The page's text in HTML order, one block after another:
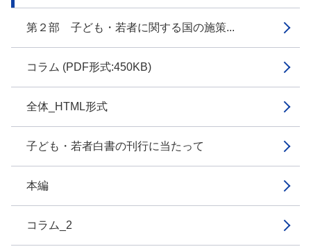
第２部 子ども・若者に関する国の施策...
コラム (PDF形式:450KB)
全体_HTML形式
子ども・若者白書の刊行に当たって
本編
コラム_2